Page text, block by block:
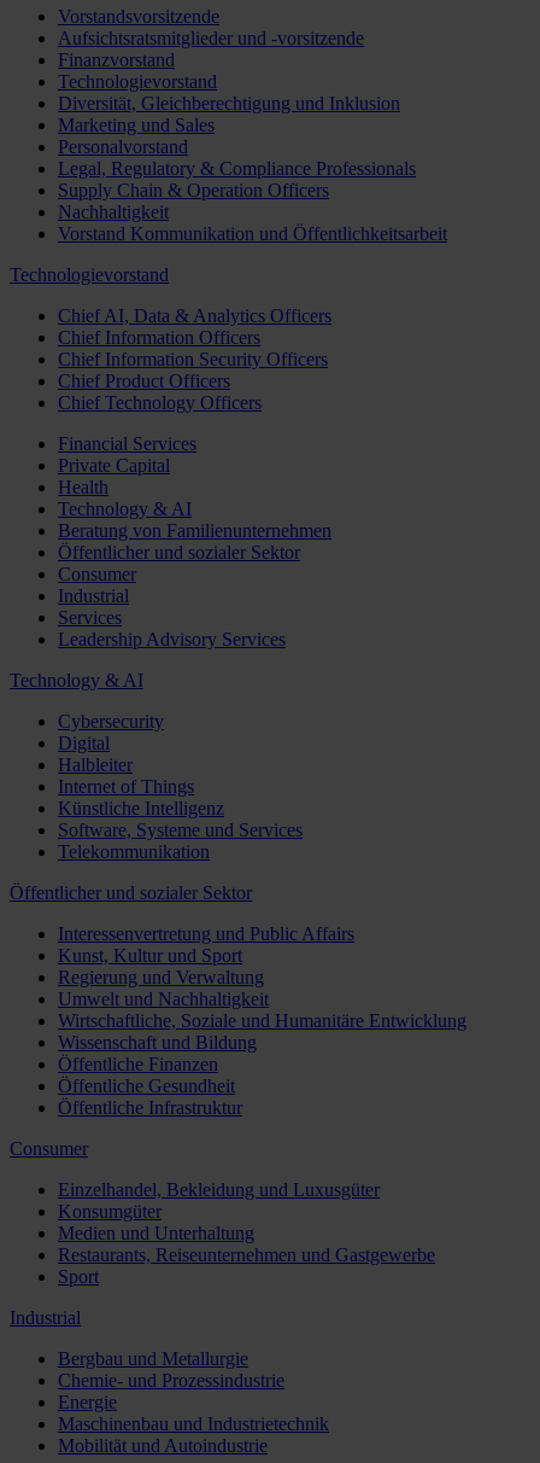
Vorstandsvorsitzende
Aufsichtsratsmitglieder und -vorsitzende
Finanzvorstand
Technologievorstand
Diversität, Gleichberechtigung und Inklusion
Marketing und Sales
Personalvorstand
Legal, Regulatory & Compliance Professionals
Supply Chain & Operation Officers
Nachhaltigkeit
Vorstand Kommunikation und Öffentlichkeitsarbeit
Technologievorstand
Chief AI, Data & Analytics Officers
Chief Information Officers
Chief Information Security Officers
Chief Product Officers
Chief Technology Officers
Financial Services
Private Capital
Health
Technology & AI
Beratung von Familienunternehmen
Öffentlicher und sozialer Sektor
Consumer
Industrial
Services
Leadership Advisory Services
Technology & AI
Cybersecurity
Digital
Halbleiter
Internet of Things
Künstliche Intelligenz
Software, Systeme und Services
Telekommunikation
Öffentlicher und sozialer Sektor
Interessenvertretung und Public Affairs
Kunst, Kultur und Sport
Regierung und Verwaltung
Umwelt und Nachhaltigkeit
Wirtschaftliche, Soziale und Humanitäre Entwicklung
Wissenschaft und Bildung
Öffentliche Finanzen
Öffentliche Gesundheit
Öffentliche Infrastruktur
Consumer
Einzelhandel, Bekleidung und Luxusgüter
Konsumgüter
Medien und Unterhaltung
Restaurants, Reiseunternehmen und Gastgewerbe
Sport
Industrial
Bergbau und Metallurgie
Chemie- und Prozessindustrie
Energie
Maschinenbau und Industrietechnik
Mobilität und Autoindustrie